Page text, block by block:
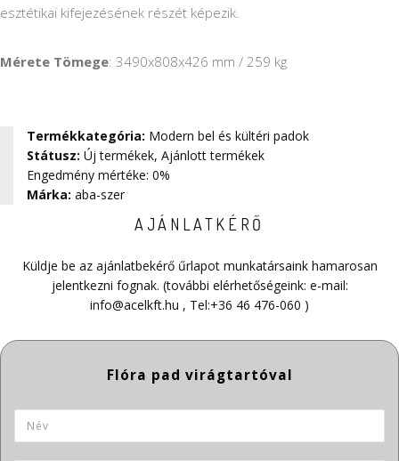
esztétikai kifejezésének részét képezik.
Mérete Tömege: 3490x808x426 mm / 259 kg
Termékkategória: Modern bel és kültéri padok
Státusz: Új termékek, Ajánlott termékek
Engedmény mértéke: 0%
Márka: aba-szer
AJÁNLATKÉRŐ
Küldje be az ajánlatbekérő űrlapot munkatársaink hamarosan
jelentkezni fognak. (további elérhetőségeink: e-mail:
info@acelkft.hu , Tel:+36 46 476-060 )
Név